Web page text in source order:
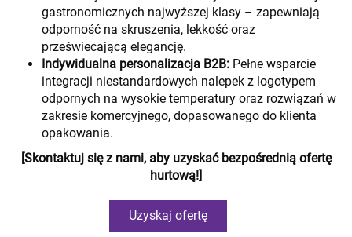
gastronomicznych najwyższej klasy – zapewniają
odporność na skruszenia, lekkość oraz
przeświecającą elegancję.
Indywidualna personalizacja B2B: Pełne wsparcie
integracji niestandardowych nalepek z logotypem
odpornych na wysokie temperatury oraz rozwiązań w
zakresie komercyjnego, dopasowanego do klienta
opakowania.
[Skontaktuj się z nami, aby uzyskać bezpośrednią ofertę
hurtową!]
Uzyskaj ofertę